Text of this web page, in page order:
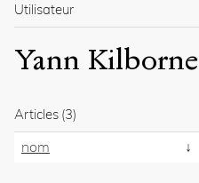
La
revue
Présentation
Publier
Contact
À
Utilisateur
Yann Kilborne
Articles (3)
nom